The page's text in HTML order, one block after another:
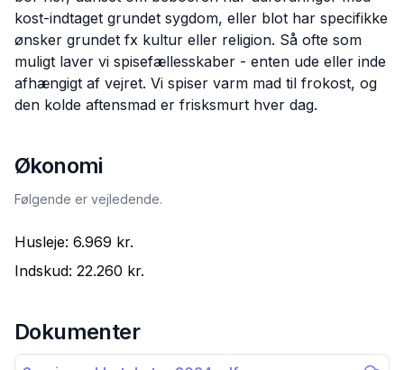
kost-indtaget grundet sygdom, eller blot har specifikke
ønsker grundet fx kultur eller religion. Så ofte som
muligt laver vi spisefællesskaber - enten ude eller inde
afhængigt af vejret. Vi spiser varm mad til frokost, og
den kolde aftensmad er frisksmurt hver dag.
Økonomi
Følgende er vejledende.
Husleje: 6.969 kr.
Indskud: 22.260 kr.
Dokumenter